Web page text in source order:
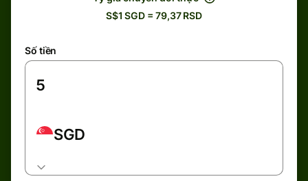
S$1 SGD = 79,37 RSD
Số tiền
SGD